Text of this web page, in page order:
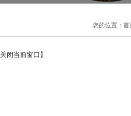
您的位置：
关闭当前窗口 】